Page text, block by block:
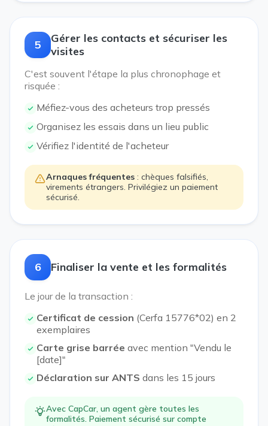
5
Gérer les contacts et sécuriser les
visites
C'est souvent l'étape la plus chronophage et
risquée :
Méfiez-vous des acheteurs trop pressés
Organisez les essais dans un lieu public
Vérifiez l'identité de l'acheteur
Arnaques fréquentes : chèques falsifiés,
virements étrangers. Privilégiez un paiement
sécurisé.
6 Finaliser la vente et les formalités
Le jour de la transaction :
Certificat de cession (Cerfa 15776*02) en 2
exemplaires
Carte grise barrée avec mention "Vendu le
[date]"
Déclaration sur ANTS dans les 15 jours
Avec CapCar, un agent gère toutes les
formalités. Paiement sécurisé sur compte